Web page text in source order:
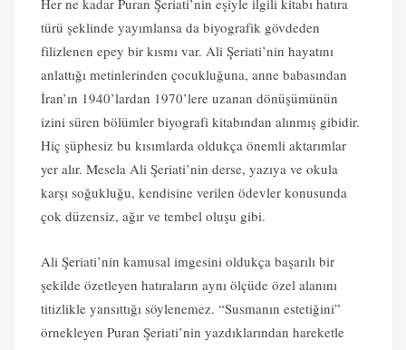
türü şeklinde yayımlansa da biyografik gövdeden
filizlenen epey bir kısmı var. Ali Şeriati’nin hayatını
anlattığı metinlerinden çocukluğuna, anne babasından
İran’ın 1940’lardan 1970’lere uzanan dönüşümünün
izini süren bölümler biyografi kitabından alınmış gibidir.
Hiç şüphesiz bu kısımlarda oldukça önemli aktarımlar
yer alır. Mesela Ali Şeriati’nin derse, yazıya ve okula
karşı soğukluğu, kendisine verilen ödevler konusunda
çok düzensiz, ağır ve tembel oluşu gibi.
Ali Şeriati’nin kamusal imgesini oldukça başarılı bir
şekilde özetleyen hatıraların aynı ölçüde özel alanını
titizlikle yansıttığı söylenemez. “Susmanın estetiğini”
örnekleyen Puran Şeriati’nin yazdıklarından hareketle